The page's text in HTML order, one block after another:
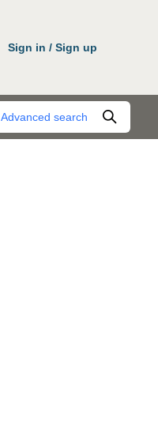
Sign in / Sign up
Advanced search